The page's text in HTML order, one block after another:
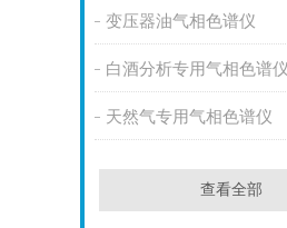
变压器油气相色谱仪
白酒分析专用气相色谱仪
天然气专用气相色谱仪
查看全部